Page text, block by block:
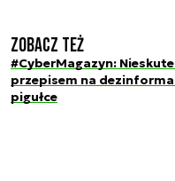
Zobacz też
#CyberMagazyn:
przepisem na
pigułce